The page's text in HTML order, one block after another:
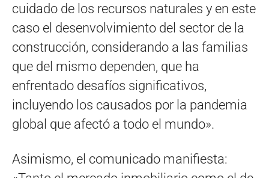
cuidado de los recursos naturales y en este
caso el desenvolvimiento del sector de la
construcción, considerando a las familias
que del mismo dependen, que ha
enfrentado desafíos significativos,
incluyendo los causados por la pandemia
global que afectó a todo el mundo».
Asimismo, el comunicado manifiesta: